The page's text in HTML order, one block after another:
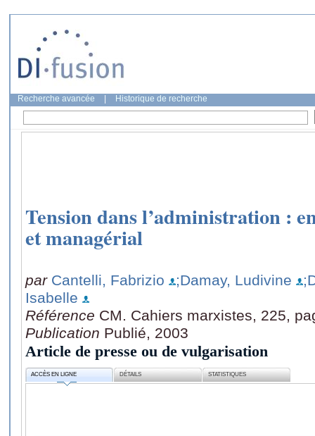
Recherche avancée Historique de recherche
Tension dans l’administration :
et managérial
par Cantelli, Fabrizio ;Damay, Ludivine
Isabelle
Référence CM. Cahiers marxistes, 225,
Publication Publié, 2003
Article de presse ou de vulgarisation
ACCÈS EN LIGNE DÉTAILS STATISTIQUES